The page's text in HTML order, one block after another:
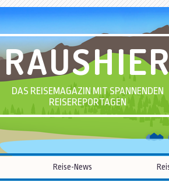
DAS REISEMAGAZIN MIT SPANNENDEN
REISEREPORTAGEN
Reise-News